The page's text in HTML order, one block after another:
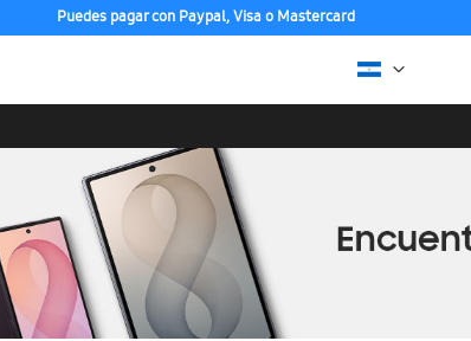
Puedes pagar con Paypal, Visa o Mastercard